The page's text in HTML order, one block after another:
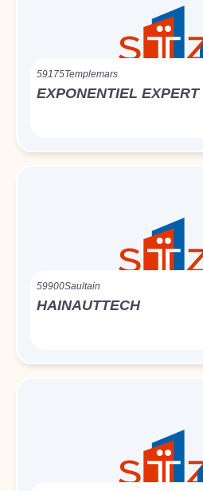
59175Templemars
EXPONENTIEL EXPERT
59900Saultain
HAINAUTTECH